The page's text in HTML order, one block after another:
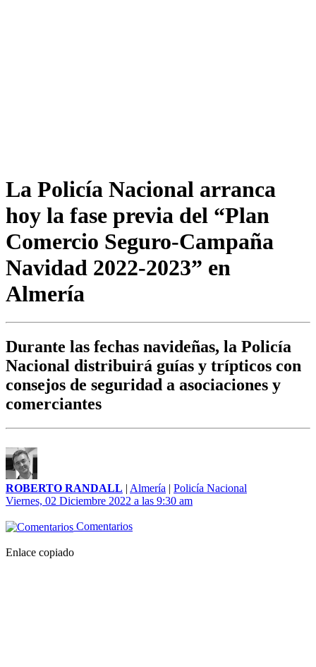
La Policía Nacional arranca
hoy la fase previa del “Plan
Comercio Seguro-Campaña
Navidad 2022-2023” en
Almería
Durante las fechas navideñas, la Policía
Nacional distribuirá guías y trípticos con
consejos de seguridad a asociaciones y
comerciantes
ROBERTO RANDALL | Almería | Policía Nacional
Viernes, 02 Diciembre 2022 a las 9:30 am
Comentarios
Enlace copiado